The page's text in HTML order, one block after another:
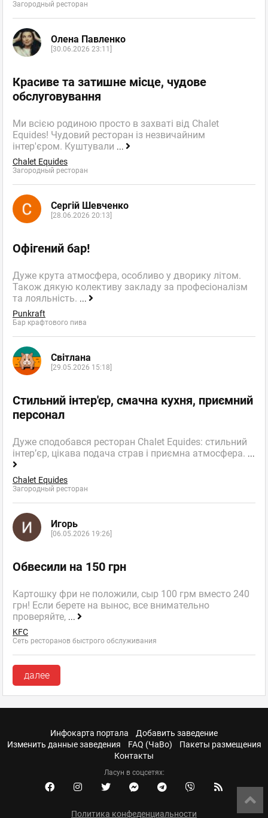
Загородный ресторан
Олена Павленко
[30.06.2026 23:11]
Красиве та затишне місце, чудове
обслуговування
Ми всією родиною просто в захваті від Chalet
Equides! Чудовий ресторан із незвичайним
інтер'єром. Куштували ...
Chalet Equides
Загородный ресторан
Сергій Шевченко
[28.06.2026 20:13]
Офігений бар!
Дуже крута атмосфера, особливо у дворику літом.
Також дякую колективу закладу за професіоналізм
та лояльність. ...
Punkraft
Бар крафтового пива
Світлана
[29.05.2026 15:18]
Стильний інтер'єр, смачна кухня, приємний
персонал
Дуже сподобався ресторан Chalet Equides: стильний
інтер’єр, цікава подача страв і приємна атмосфера. ...
Chalet Equides
Загородный ресторан
Игорь
[06.05.2026 19:26]
Обвесили на 150 грн
Картошку фри не положили, сыр 100 грм вместо 240
грн! Если берете на вынос, все внимательно
проверяйте, ...
KFC
Сеть ресторанов быстрого обслуживания
далее
Инфокарта портала
Добавить заведение
Изменить данные заведения
FAQ (ЧаВо)
Пакеты размещения
Контакты
Ласун в соцсетях:
Политика конфеденциальности